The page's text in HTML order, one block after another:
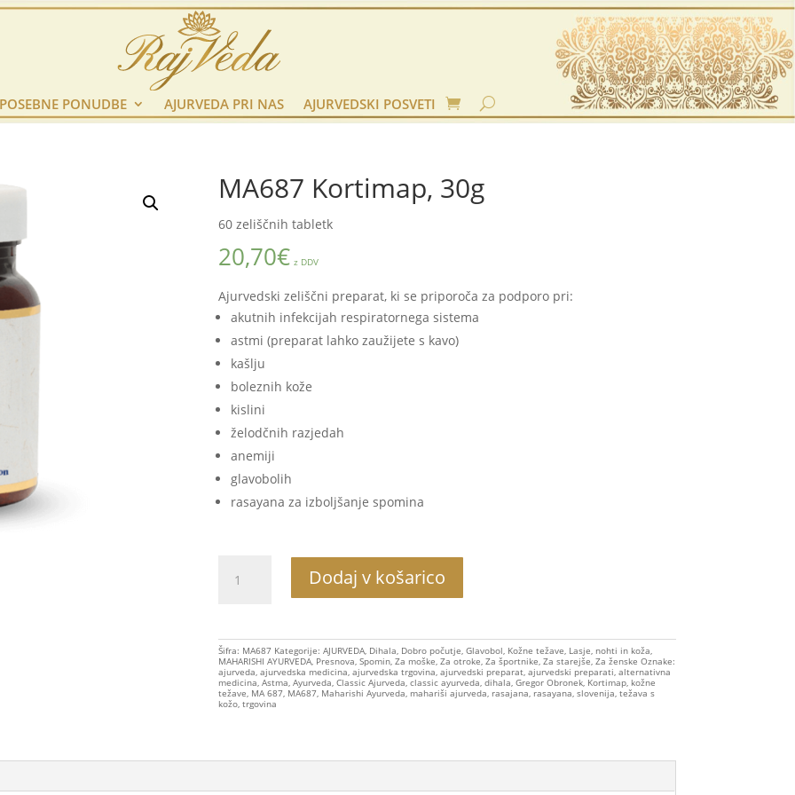
PONUDBE AJURVEDA PRI NAS AJURVEDSKI POSVETI
MA687 Kortimap, 30g
60 zeliščnih tabletk
20,70€ z DDV
Ajurvedski zeliščni preparat, ki se priporoča za podporo pri:
akutnih infekcijah respiratornega sistema
astmi (preparat lahko zaužijete s kavo)
kašlju
boleznih kože
kislini
želodčnih razjedah
anemiji
glavobolih
rasayana za izboljšanje spomina
Kortimap,
Dodaj v košarico
Šifra: MA687 Kategorije: AJURVEDA, Dihala Dobro počutje Glavobol Kožne težave Lasje, nohti in koža
MAHARISHI AYURVEDA, Presnova Spomin, Za moške Za otroke Za športnike Za starejše Za ženske Oznake:
ajurveda ajurvedska medicina ajurvedska trgovina ajurvedski preparat, ajurvedski preparati alternativna
medicina Astma Ayurveda Classic Ajurveda classic ayurveda dihala Gregor Obronek, Kortimap, kožne
težave MA 687, MA687, Maharishi Ayurveda mahariši ajurveda rasajana rasayana slovenija težava s
kožo, trgovina